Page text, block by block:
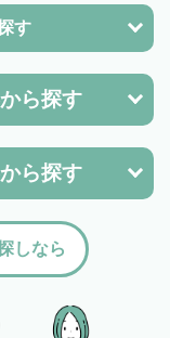
す
ら探す
ら探す
しなら